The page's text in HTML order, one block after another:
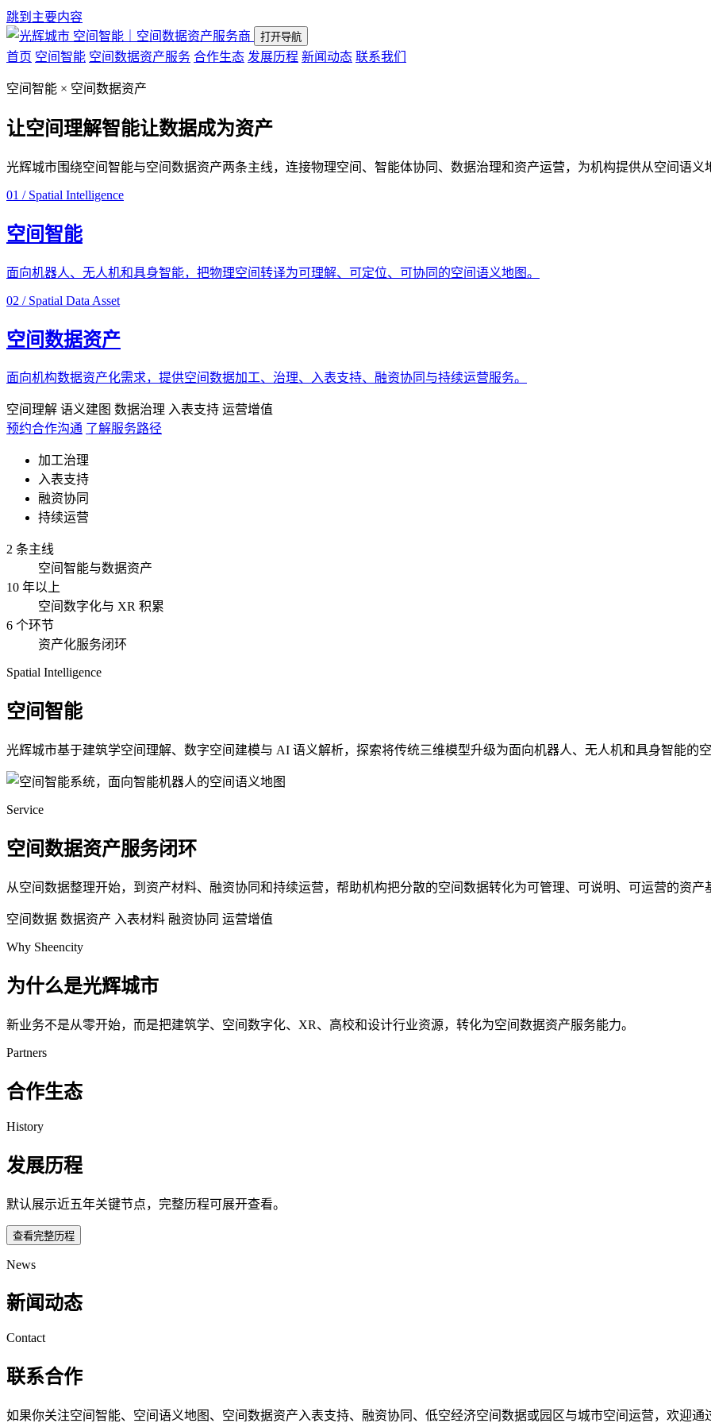
跳到主要内容
空间智能｜空间数据资产服务商
打开导航
首页 空间智能 空间数据资产服务 合作生态 发展历程 新闻动态 联系我们
空间智能 × 空间数据资产
让空间理解智能让数据成为资产
光辉城市围绕空间智能与空间数据资产两条主线，连接物理空间、智能体协同、数据治理和资产运营，为机构提供从空间语义
01 / Spatial Intelligence
空间智能
面向机器人、无人机和具身智能，把物理空间转译为可理解、可定位、可协同的空间语义地图。
02 / Spatial Data Asset
空间数据资产
面向机构数据资产化需求，提供空间数据加工、治理、入表支持、融资协同与持续运营服务。
空间理解 语义建图 数据治理 入表支持 运营增值
预约合作沟通 了解服务路径
加工治理
入表支持
融资协同
持续运营
2 条主线
空间智能与数据资产
10 年以上
空间数字化与 XR 积累
6 个环节
资产化服务闭环
Spatial Intelligence
空间智能
光辉城市基于建筑学空间理解、数字空间建模与 AI 语义解析，探索将传统三维模型升级为面向机器人、无人机和具身智能的空
Service
空间数据资产服务闭环
从空间数据整理开始，到资产材料、融资协同和持续运营，帮助机构把分散的空间数据转化为可管理、可说明、可运营的资产
空间数据 数据资产 入表材料 融资协同 运营增值
Why Sheencity
为什么是光辉城市
新业务不是从零开始，而是把建筑学、空间数字化、XR、高校和设计行业资源，转化为空间数据资产服务能力。
Partners
合作生态
History
发展历程
默认展示近五年关键节点，完整历程可展开查看。
查看完整历程
News
新闻动态
Contact
联系合作
如果你关注空间智能、空间语义地图、空间数据资产入表支持、融资协同、低空经济空间数据或园区与城市空间运营，欢迎通